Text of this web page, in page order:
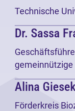
Technische
Dr. Sassa
gemeinnützige
Alina
Förderkreis